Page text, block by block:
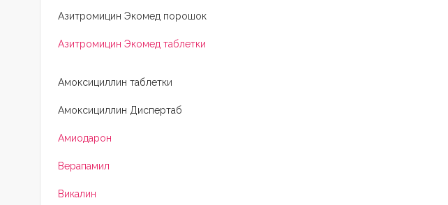
Азитромицин Экомед порошок
Азитромицин Экомед таблетки
Амоксициллин таблетки
Амоксициллин Диспертаб
Амиодарон
Верапамил
Викалин